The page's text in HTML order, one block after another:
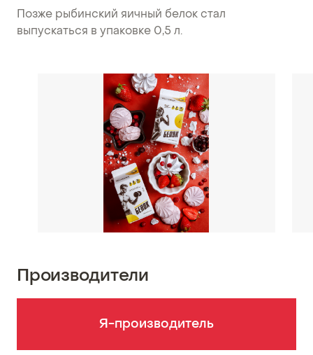
Позже рыбинский яичный белок стал
выпускаться в упаковке 0,5 л.
Производители
Я-производитель